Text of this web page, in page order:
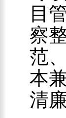
目
察
范
本
清